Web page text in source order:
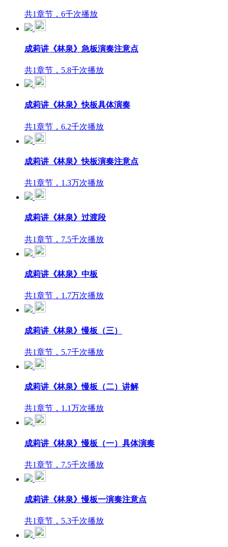
共1章节，6千次播放
成莉讲《林泉》急板演奏注意点
共1章节，5.8千次播放
成莉讲《林泉》快板具体演奏
共1章节，6.2千次播放
成莉讲《林泉》快板演奏注意点
共1章节，1.3万次播放
成莉讲《林泉》过渡段
共1章节，7.5千次播放
成莉讲《林泉》中板
共1章节，1.7万次播放
成莉讲《林泉》慢板（三）
共1章节，5.7千次播放
成莉讲《林泉》慢板（二）讲解
共1章节，1.1万次播放
成莉讲《林泉》慢板（一）具体演奏
共1章节，7.5千次播放
成莉讲《林泉》慢板一演奏注意点
共1章节，5.3千次播放